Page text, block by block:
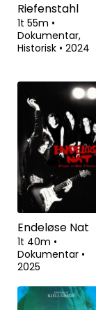
Riefenstahl
1t 55m •
Dokumentar,
Historisk • 2024
Endeløse Nat
1t 40m •
Dokumentar •
2025